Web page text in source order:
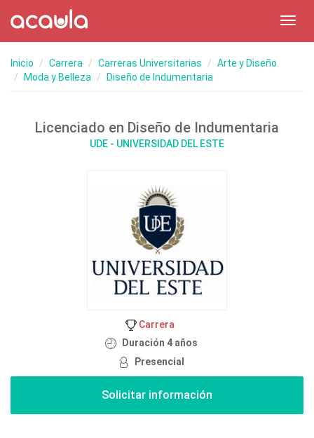
Inicio Carrera Carreras Universitarias
Arte y Diseño
Moda y Belleza
Diseño de Indumentaria
Licenciado en Diseño de Indumentaria
UDE - UNIVERSIDAD DEL ESTE
Carrera
Duración 4 años
Presencial